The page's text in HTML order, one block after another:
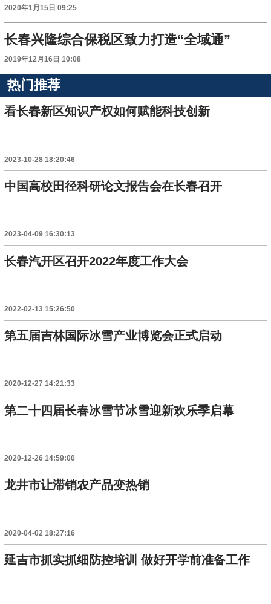
2020年1月15日 09:25
长春兴隆综合保税区致力打造“全域通”
2019年12月16日 10:08
热门推荐
看长春新区知识产权如何赋能科技创新
2023-10-28 18:20:46
中国高校田径科研论文报告会在长春召开
2023-04-09 16:30:13
长春汽开区召开2022年度工作大会
2022-02-13 15:26:50
第五届吉林国际冰雪产业博览会正式启动
2020-12-27 14:21:33
第二十四届长春冰雪节冰雪迎新欢乐季启幕
2020-12-26 14:59:00
龙井市让滞销农产品变热销
2020-04-02 18:27:16
延吉市抓实抓细防控培训 做好开学前准备工作